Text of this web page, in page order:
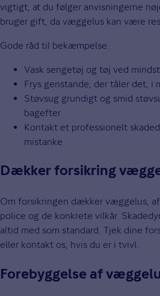
vigtigt, at du følger anvisningerne
bruger gift, da væggelus kan være
Gode råd til bekæmpelse:
Vask sengetøj og tøj ved
Frys genstande, der tåler det, i
Støvsug grundigt og smid
bagefter
Kontakt et professionelt
mistanke
Dækker forsikring
Om forsikringen dækker væggelus,
police og de konkrete vilkår.
altid med som standard. Tjek dine
eller kontakt os, hvis du er i tvivl.
Forebyggelse af